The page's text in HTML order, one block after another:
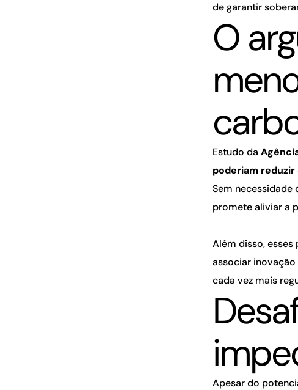
de garantir
O
Estudo da
poderiam reduzir
Sem
promete aliviar a
Além disso,
associar
cada vez mais
Apesar do